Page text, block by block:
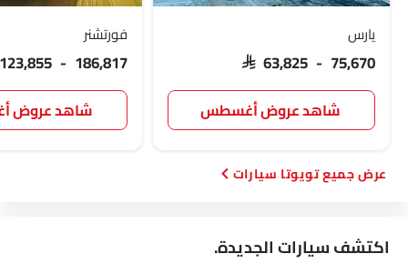
يارس
SAR 63,825 - 75,670
شاهد عروض أغسطس
فورتشنر
123,855 - 186,817
شاهد عروض
تويوتا سيارات
اكتشف سيارات الجديدة.